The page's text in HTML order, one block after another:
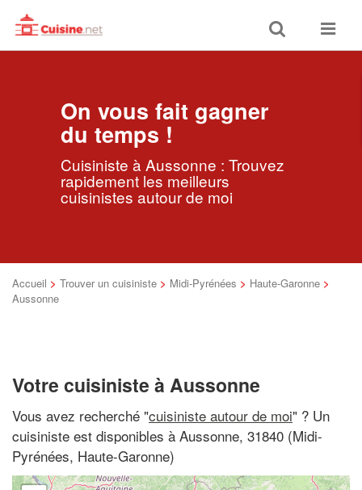
Toggle
search
Toggle
On vous fait gagner
du temps !
Cuisiniste à Aussonne : Trouvez
rapidement les meilleurs
cuisinistes autour de moi
Accueil > Trouver un cuisiniste > Midi-Pyrénées > Haute-Garonne >
Aussonne
Votre cuisiniste à Aussonne
Vous avez recherché "cuisiniste autour de moi" ? Un
cuisiniste est disponibles à Aussonne, 31840 (Midi-
Pyrénées, Haute-Garonne)